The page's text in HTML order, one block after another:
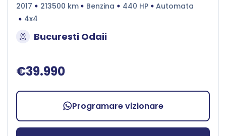
2017 213500 km Benzina 440 HP
Automata
4x4
Bucuresti Odaii
€39.990
Programare vizionare